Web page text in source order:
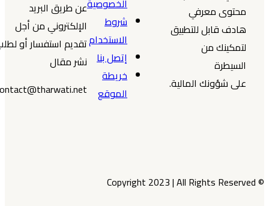
محتوى معرفي
هادف قابل للتطبيق
لتمكينك من
السيطرة
على شؤونك المالية.
الخصوصية
شروط
الاستخدام
إتصل بنا
خريطة
الموقع
عن طريق البريد
الإلكتروني من أجل
تقديم استفسار أو لطلب
نشر مقال
contact@tharwati.net
© Copyright 2023 | All Rights Reserved